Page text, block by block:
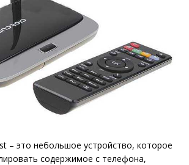
– это небольшое устройство, которое
содержимое с телефона,